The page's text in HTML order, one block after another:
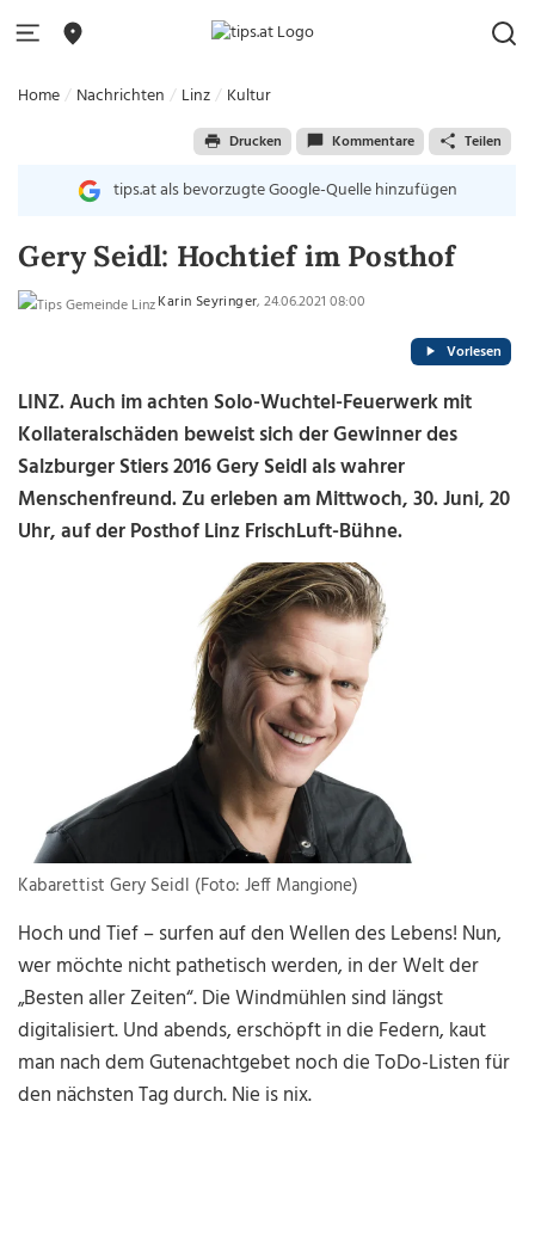
Home Nachrichten Linz Kultur
Drucken Kommentare Teilen
tips.at als bevorzugte Google-Quelle hinzufügen
Gery Seidl: Hochtief im Posthof
Karin Seyringer, 24.06.2021 08:00
Vorlesen
LINZ. Auch im achten Solo-Wuchtel-Feuerwerk mit
Kollateralschäden beweist sich der Gewinner des
Salzburger Stiers 2016 Gery Seidl als wahrer
Menschenfreund. Zu erleben am Mittwoch, 30. Juni, 20
Uhr, auf der Posthof Linz FrischLuft-Bühne.
Kabarettist Gery Seidl (Foto: Jeff Mangione)
Hoch und Tief – surfen auf den Wellen des Lebens! Nun,
wer möchte nicht pathetisch werden, in der Welt der
„Besten aller Zeiten“. Die Windmühlen sind längst
digitalisiert. Und abends, erschöpft in die Federn, kaut
man nach dem Gutenachtgebet noch die ToDo-Listen für
den nächsten Tag durch. Nie is nix.